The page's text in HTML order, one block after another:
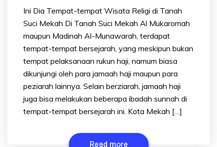
Ini Dia Tempat-tempat Wisata Religi di Tanah
Suci Mekah Di Tanah Suci Mekah Al Mukaromah
maupun Madinah Al-Munawarah, terdapat
tempat-tempat bersejarah, yang meskipun bukan
tempat pelaksanaan rukun haji, namum biasa
dikunjungi oleh para jamaah haji maupun para
peziarah lainnya. Selain berziarah, jamaah haji
juga bisa melakukan beberapa ibadah sunnah di
tempat-tempat bersejarah ini. Kota Mekah […]
Read more